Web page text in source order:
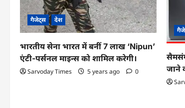
g
a
t
i
गैजेट्स देश
भारतीय सेना भारत में बनीं 7 लाख ‘Nipun’
एंटी-पर्सनल माइन्स को शामिल करेगी।
Sarvoday Times 5 years ago 0
जाने